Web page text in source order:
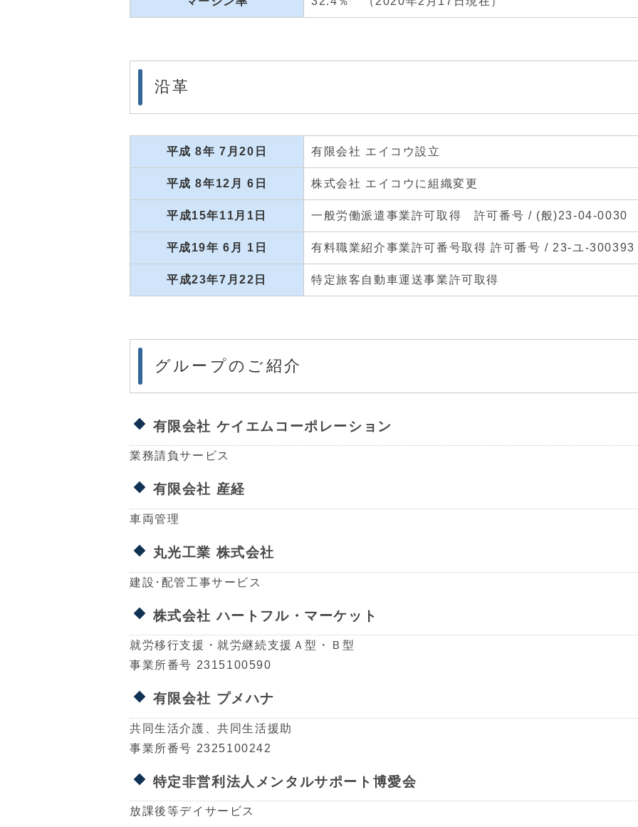
沿革
平成 8年 7月20日 有限会社 エイコウ設立
平成 8年12月 6日 株式会社 エイコウに組織変更
平成15年11月1日 一般労働派遣事業許可取得 許可番号 / (般)23-04-0030
平成19年 6月 1日 有料職業紹介事業許可番号取得 許可番号 / 23-ユ-
平成23年7月22日 特定旅客自動車運送事業許可取得
グループのご紹介
有限会社 ケイエムコーポレーション
業務請負サービス
有限会社 産経
車両管理
丸光工業 株式会社
建設･配管工事サービス
株式会社 ハートフル・マーケット
就労移行支援・就労継続支援Ａ型・Ｂ型
事業所番号 2315100590
有限会社 プメハナ
共同生活介護、共同生活援助
事業所番号 2325100242
特定非営利法人メンタルサポート博愛会
放課後等デイサービス